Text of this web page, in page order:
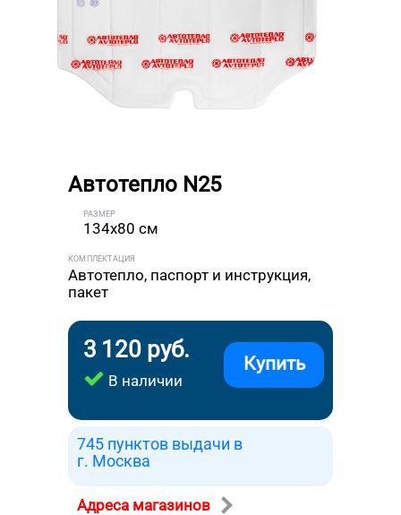
Автотепло N25
РАЗМЕР
134x80 см
КОМПЛЕКТАЦИЯ
Автотепло, паспорт и инструкция,
пакет
3 120 руб.
В наличии
Купить
745 пунктов выдачи в
г. Москва
Адреса магазинов